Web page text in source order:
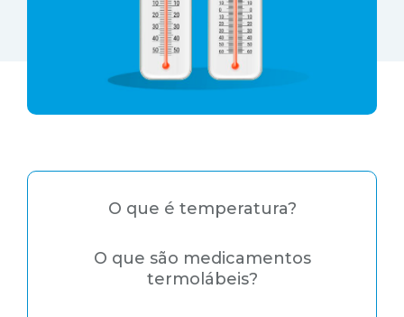
O que é temperatura?
O que são medicamentos
termolábeis?